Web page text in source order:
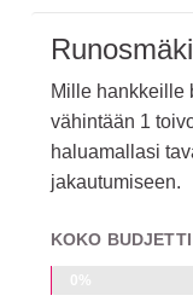
Mille hankkeille
vähintään 1
haluamallasi
jakautumiseen.
KOKO